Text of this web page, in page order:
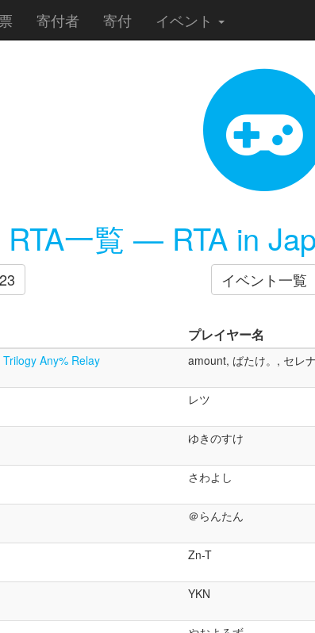
寄付者 寄付 イベント
RTA一覧 — RTA in
イベント一覧
プレイヤー名
Any% Relay amount, ばたけ。, セレ
レツ
ゆきのすけ
さわよし
＠らんたん
Zn-T
YKN